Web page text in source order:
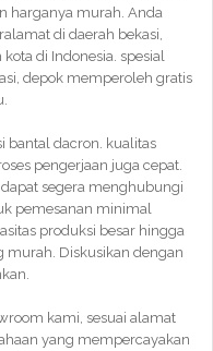
harganya murah. Anda
di daerah bekasi,
di Indonesia. spesial
depok memperoleh gratis
bantal dacron. kualitas
pengerjaan juga cepat.
segera menghubungi
pemesanan minimal
produksi besar hingga
Diskusikan dengan
kami, sesuai alamat
yang mempercayakan